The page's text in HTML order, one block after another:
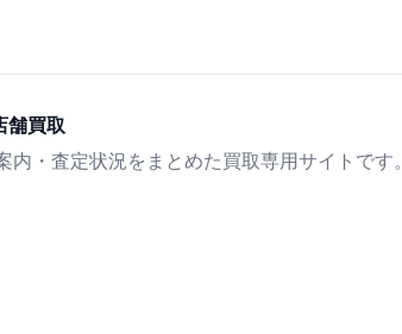
舗買取
内・査定状況をまとめた買取専用サイトです。